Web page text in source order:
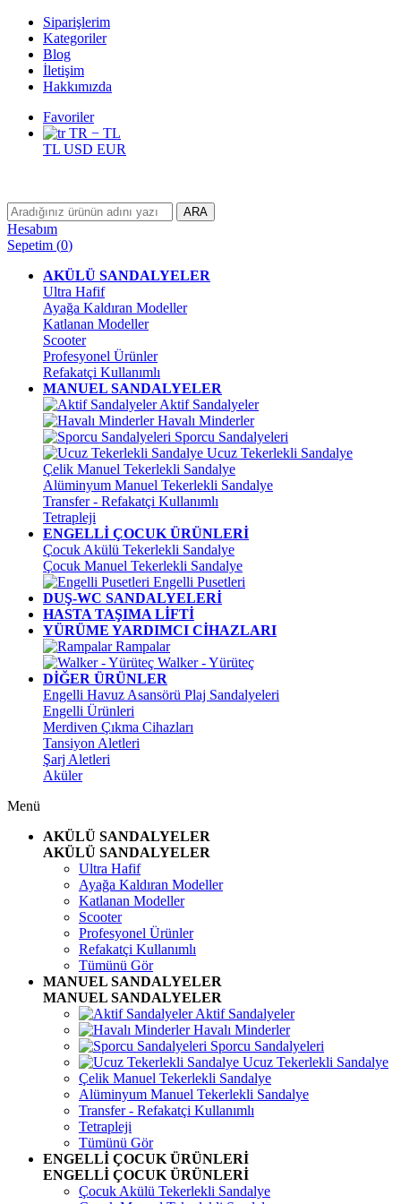
Siparişlerim
Kategoriler
Blog
İletişim
Hakkımızda
Favoriler
TR − TL
TL USD EUR
ARA
Hesabım
Sepetim (0)
AKÜLÜ SANDALYELER
Ultra Hafif
Ayağa Kaldıran Modeller
Katlanan Modeller
Scooter
Profesyonel Ürünler
Refakatçi Kullanımlı
MANUEL SANDALYELER
Aktif Sandalyeler
Havalı Minderler
Sporcu Sandalyeleri
Ucuz Tekerlekli Sandalye
Çelik Manuel Tekerlekli Sandalye
Alüminyum Manuel Tekerlekli Sandalye
Transfer - Refakatçi Kullanımlı
Tetrapleji
ENGELLİ ÇOCUK ÜRÜNLERİ
Çocuk Akülü Tekerlekli Sandalye
Çocuk Manuel Tekerlekli Sandalye
Engelli Pusetleri
DUŞ-WC SANDALYELERİ
HASTA TAŞIMA LİFTİ
YÜRÜME YARDIMCI CİHAZLARI
Rampalar
Walker - Yürüteç
DİĞER ÜRÜNLER
Engelli Havuz Asansörü Plaj Sandalyeleri
Engelli Ürünleri
Merdiven Çıkma Cihazları
Tansiyon Aletleri
Şarj Aletleri
Aküler
Menü
AKÜLÜ SANDALYELER
AKÜLÜ SANDALYELER
Ultra Hafif
Ayağa Kaldıran Modeller
Katlanan Modeller
Scooter
Profesyonel Ürünler
Refakatçi Kullanımlı
Tümünü Gör
MANUEL SANDALYELER
MANUEL SANDALYELER
Aktif Sandalyeler
Havalı Minderler
Sporcu Sandalyeleri
Ucuz Tekerlekli Sandalye
Çelik Manuel Tekerlekli Sandalye
Alüminyum Manuel Tekerlekli Sandalye
Transfer - Refakatçi Kullanımlı
Tetrapleji
Tümünü Gör
ENGELLİ ÇOCUK ÜRÜNLERİ
ENGELLİ ÇOCUK ÜRÜNLERİ
Çocuk Akülü Tekerlekli Sandalye